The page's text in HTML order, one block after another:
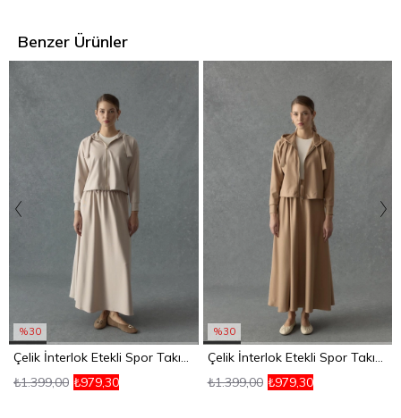
Benzer Ürünler
%30
Çelik İnterlok Etekli Spor Takım Taş
₺979,30
₺1.399,00
%30
Çelik İnterlok Etekli Spor Takım Camel
₺979,30
₺1.399,00